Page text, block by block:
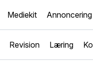
Mediekit Annoncering
Revision Læring